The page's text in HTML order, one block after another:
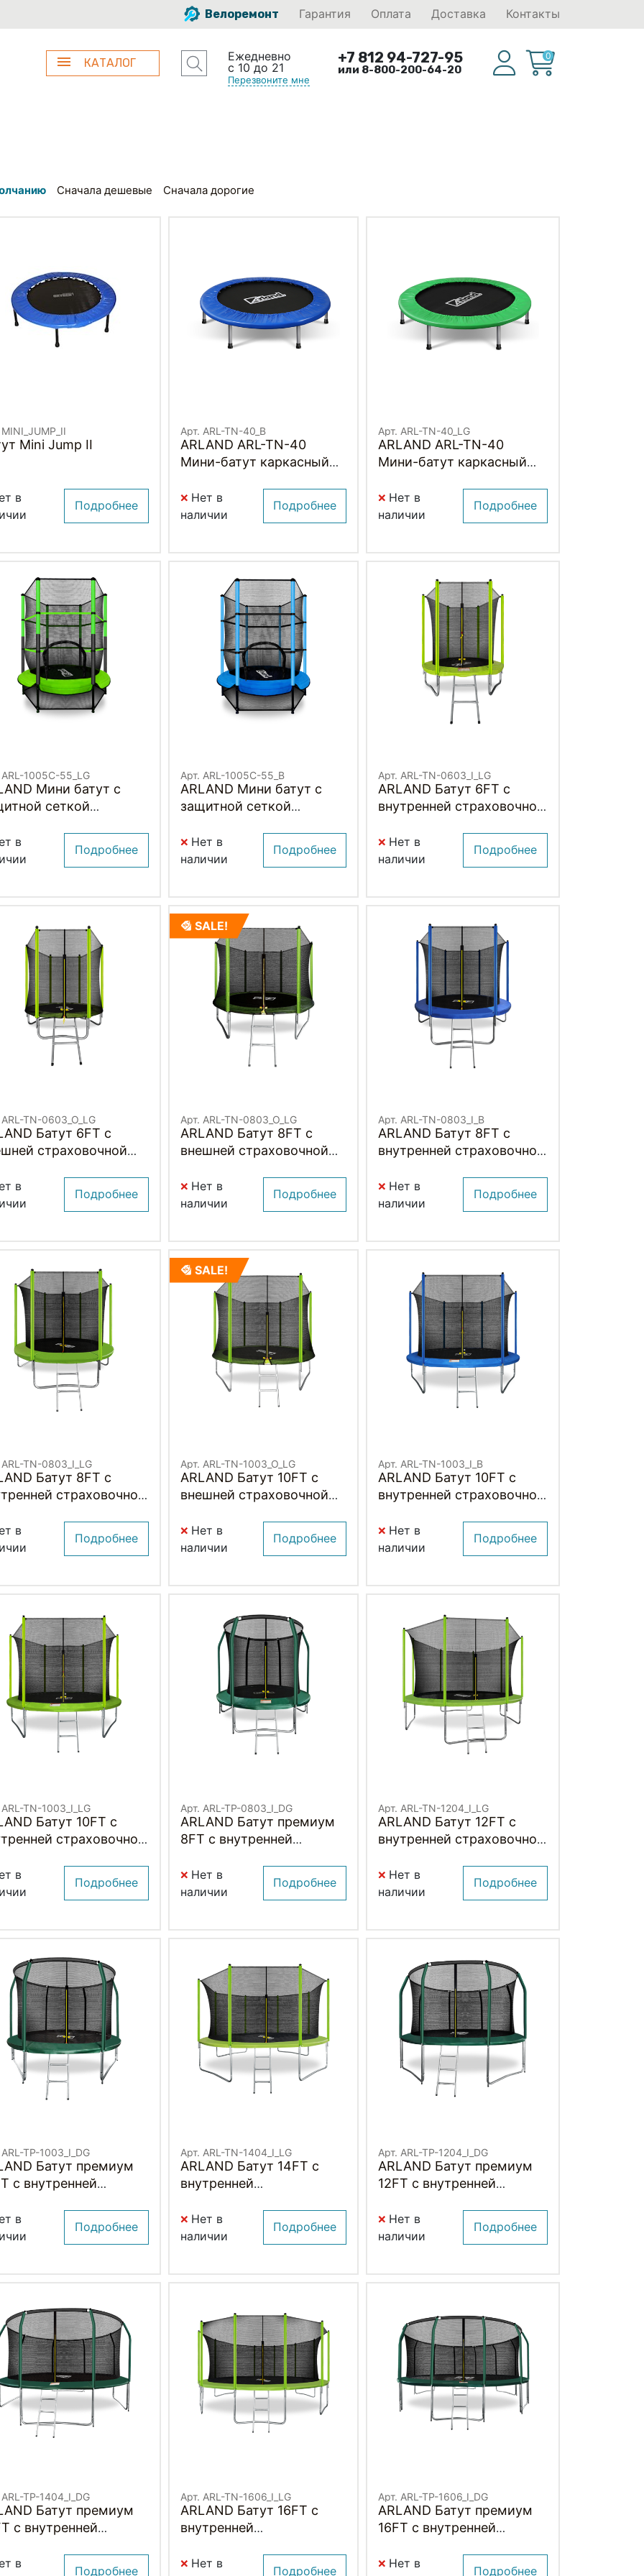
Велоремонт Гарантия Оплата Доставка Контакты
КАТАЛОГ
Ежедневно
с 10 до 21
Перезвоните мне
+7 812 94-727-95
или 8-800-200-64-20
0
Сначала дешевые Сначала дорогие
Mini Jump II
в
Подробнее
Арт. ARL-TN-40_B
ARLAND ARL-TN-40
Мини-батут каркасный
Нет в
наличии
Подробнее
Арт. ARL-TN-40_LG
ARLAND ARL-TN-40
Мини-батут каркасный
Нет в
наличии
Подробнее
ARL-1005C-55_LG
Мини батут с
сеткой
в
Подробнее
Арт. ARL-1005C-55_B
ARLAND Мини батут с
защитной сеткой
Нет в
наличии
Подробнее
Арт. ARL-TN-0603_I_LG
ARLAND Батут 6FT с
внутренней страховочной
green) (СВЕТЛО-
ЗЕЛЕНЫЙ)
Нет в
наличии
Подробнее
TN-0603_O_LG
Батут 6FT с
страховочной
(СВЕТЛО-
в
Подробнее
SALE!
Арт. ARL-TN-0803_O_LG
ARLAND Батут 8FT с
внешней страховочной
(Light green) (СВЕТЛО-
ЗЕЛЕНЫЙ)
Нет в
наличии
Подробнее
Арт. ARL-TN-0803_I_B
ARLAND Батут 8FT с
внутренней страховочной
(СИНИЙ)
Нет в
наличии
Подробнее
ARL-TN-0803_I_LG
Батут 8FT с
страховочной
ЗЕЛЕНЫЙ)
в
Подробнее
SALE!
Арт. ARL-TN-1003_O_LG
ARLAND Батут 10FT с
внешней страховочной
(Light green) (СВЕТЛО-
ЗЕЛЕНЫЙ)
Нет в
наличии
Подробнее
Арт. ARL-TN-1003_I_B
ARLAND Батут 10FT с
внутренней страховочной
(СИНИЙ)
Нет в
наличии
Подробнее
TN-1003_I_LG
Батут 10FT с
страховочной
ЗЕЛЕНЫЙ)
в
Подробнее
Арт. ARL-TP-0803_I_DG
ARLAND Батут премиум
8FT с внутренней
лестницей (Dark green)
(ТЕМНО-ЗЕЛЕНЫЙ)
Нет в
наличии
Подробнее
Арт. ARL-TN-1204_I_LG
ARLAND Батут 12FT с
внутренней страховочной
green) (СВЕТЛО-
ЗЕЛЕНЫЙ)
Нет в
наличии
Подробнее
TP-1003_I_DG
Батут премиум
с внутренней
(Dark green)
ЗЕЛЕНЫЙ)
в
Подробнее
Арт. ARL-TN-1404_I_LG
ARLAND Батут 14FT с
внутренней
лестницей (Light green)
(СВЕТЛО-ЗЕЛЕНЫЙ)
Нет в
наличии
Подробнее
Арт. ARL-TP-1204_I_DG
ARLAND Батут премиум
12FT с внутренней
лестницей (Dark green)
(ТЕМНО-ЗЕЛЕНЫЙ)
Нет в
наличии
Подробнее
TP-1404_I_DG
Батут премиум
с внутренней
(Dark green)
в
Подробнее
Арт. ARL-TN-1606_I_LG
ARLAND Батут 16FT с
внутренней
лестницей (Light green)
Нет в
Подробнее
Арт. ARL-TP-1606_I_DG
ARLAND Батут премиум
16FT с внутренней
лестницей (Dark green)
Нет в
Подробнее